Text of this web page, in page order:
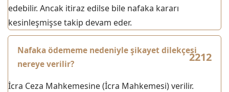
edebilir. Ancak itiraz edilse bile nafaka kararı
kesinleşmişse takip devam eder.
Nafaka ödememe nedeniyle şikayet dilekçesi
nereye verilir?
İcra Ceza Mahkemesine (İcra Mahkemesi) verilir.